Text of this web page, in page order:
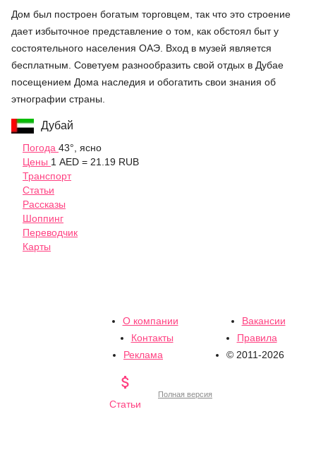
Дом был построен богатым торговцем, так что это строение
дает избыточное представление о том, как обстоял быт у
состоятельного населения ОАЭ. Вход в музей является
бесплатным. Советуем разнообразить свой отдых в Дубае
посещением Дома наследия и обогатить свои знания об
этнографии страны.
Дубай
Погода 43°, ясно
Цены 1 AED = 21.19 RUB
Транспорт
Статьи
Рассказы
Шоппинг
Переводчик
Карты
О компании
Вакансии
Контакты
Правила
Реклама
© 2011-2026

Статьи
Полная версия